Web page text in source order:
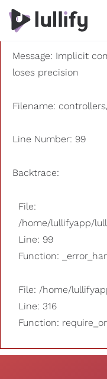
A PHP Error was
Severity: 8192
Message: Implicit
loses precision
Filename:
Line Number: 99
Backtrace:
File:
/home/lullifyapp/
Line: 99
Function:
File: /home/
Line: 316
Function: